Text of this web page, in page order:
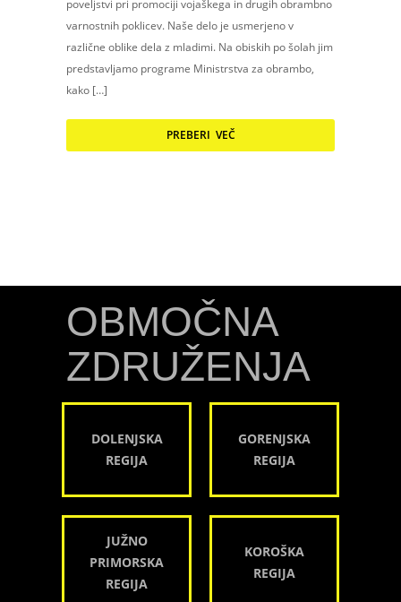
poveljstvi pri promociji vojaškega in drugih obrambno
varnostnih poklicev. Naše delo je usmerjeno v
različne oblike dela z mladimi. Na obiskih po šolah jim
predstavljamo programe Ministrstva za obrambo,
kako […]
PREBERI VEČ
OBMOČNA
ZDRUŽENJA
DOLENJSKA
REGIJA
GORENJSKA
REGIJA
JUŽNO
PRIMORSKA
REGIJA
KOROŠKA
REGIJA